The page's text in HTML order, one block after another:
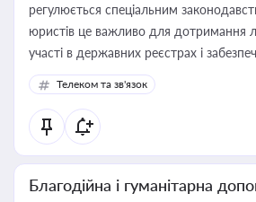
регулюється спеціальним
юристів це важливо для дотримання
участі в державних реєстрах і
споживачів.
Телеком та зв'язок
Благодійна і гуманітарна